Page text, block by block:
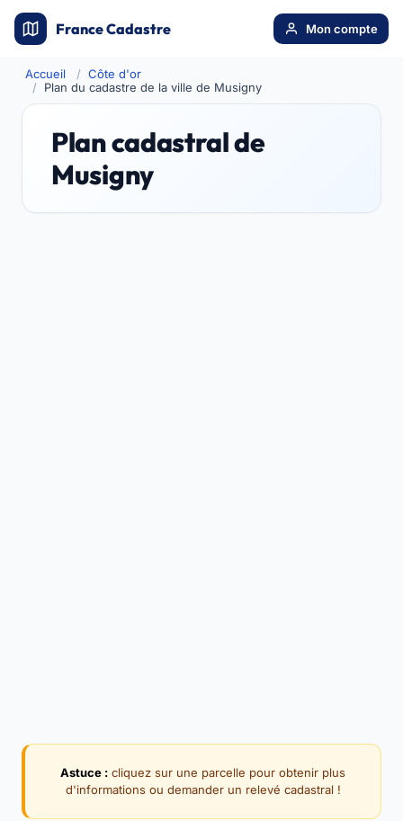
France Cadastre Mon compte
Accueil
Côte d'or
Plan du cadastre de la ville de Musigny
Plan cadastral de
Musigny
Astuce : cliquez sur une parcelle pour obtenir plus
d'informations ou demander un relevé cadastral !